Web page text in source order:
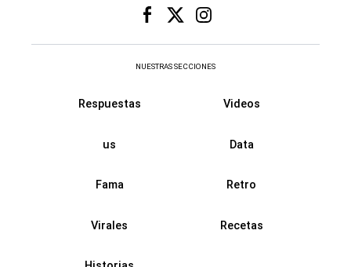
NUESTRAS SECCIONES
Respuestas Videos
us Data
Fama Retro
Virales Recetas